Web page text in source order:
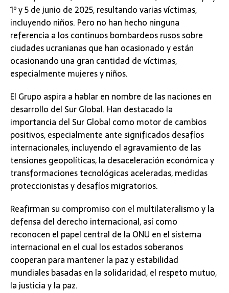
1º y 5 de junio de 2025, resultando varias víctimas,
incluyendo niños. Pero no han hecho ninguna
referencia a los continuos bombardeos rusos sobre
ciudades ucranianas que han ocasionado y están
ocasionando una gran cantidad de víctimas,
especialmente mujeres y niños.
El Grupo aspira a hablar en nombre de las naciones en
desarrollo del Sur Global. Han destacado la
importancia del Sur Global como motor de cambios
positivos, especialmente ante significados desafíos
internacionales, incluyendo el agravamiento de las
tensiones geopolíticas, la desaceleración económica y
transformaciones tecnológicas aceleradas, medidas
proteccionistas y desafíos migratorios.
Reafirman su compromiso con el multilateralismo y la
defensa del derecho internacional, así como
reconocen el papel central de la ONU en el sistema
internacional en el cual los estados soberanos
cooperan para mantener la paz y estabilidad
mundiales basadas en la solidaridad, el respeto mutuo,
la justicia y la paz.